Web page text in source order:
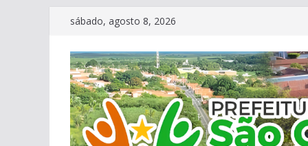
Pular
conteúdo
sábado, agosto 8, 2026